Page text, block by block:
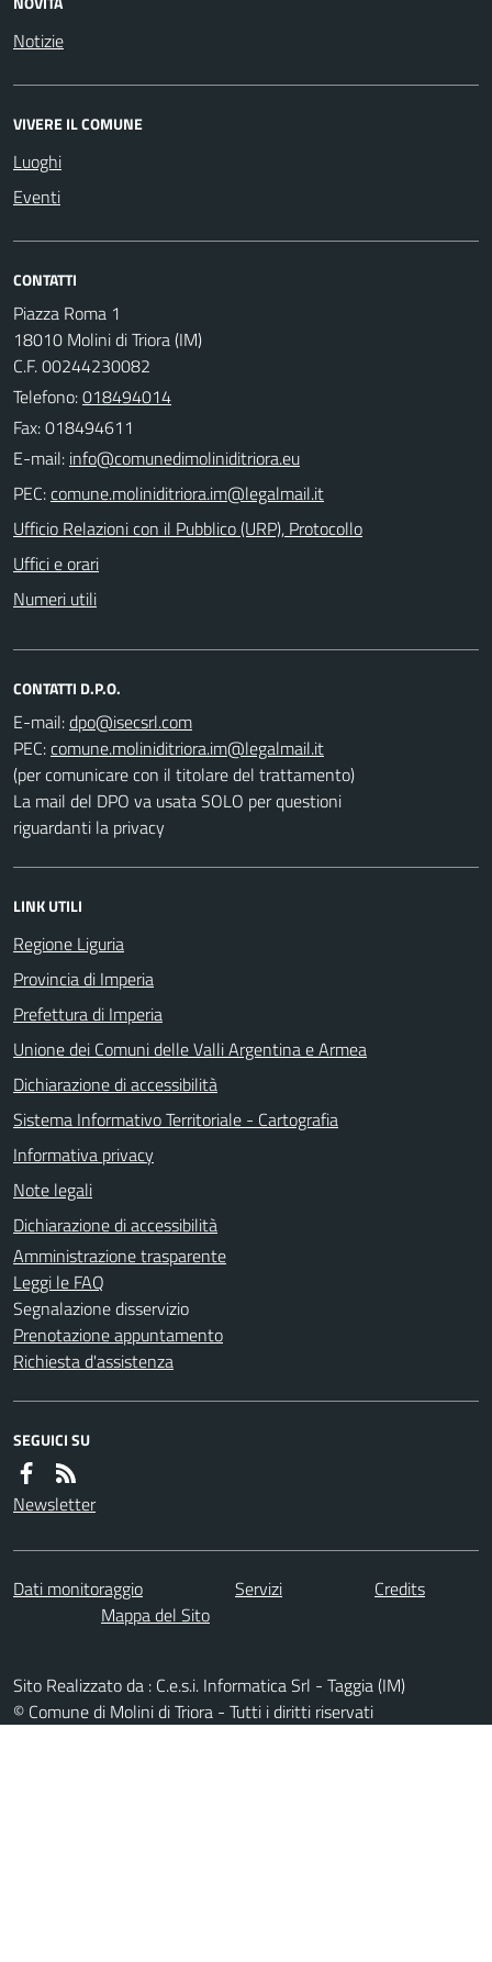
Notizie
VIVERE IL COMUNE
Luoghi
Eventi
CONTATTI
Piazza Roma 1
18010 Molini di Triora (IM)
C.F. 00244230082
Telefono:018494014
Fax: 018494611
E-mail:
PEC:
Ufficio Relazioni con il Pubblico (URP), Protocollo
Uffici e orari
Numeri utili
CONTATTI D.P.O.
E-mail:
PEC:
(per comunicare con il titolare del trattamento)
La mail del DPO va usata SOLO per questioni
riguardanti la privacy
LINK UTILI
Regione Liguria
Provincia di Imperia
Prefettura di Imperia
Unione dei Comuni delle Valli Argentina e Armea
Dichiarazione di accessibilità
Sistema Informativo Territoriale - Cartografia
Informativa privacy
Note legali
Dichiarazione di accessibilità
Amministrazione trasparente
Leggi le FAQ
Segnalazione disservizio
Prenotazione appuntamento
Richiesta d'assistenza
SEGUICI SU
Newsletter
Dati monitoraggio Servizi
Credits
Mappa del Sito
Sito Realizzato da : C.e.s.i. Informatica Srl - Taggia (IM)
© Comune di Molini di Triora - Tutti i diritti riservati